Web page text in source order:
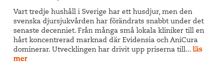
Vart tredje hushåll i Sverige har ett husdjur, men den
svenska djursjukvården har förändrats snabbt under det
senaste decenniet. Från många små lokala kliniker till en
hårt koncentrerad marknad där Evidensia och AniCura
dominerar. Utvecklingen har drivit upp priserna till...läs
mer